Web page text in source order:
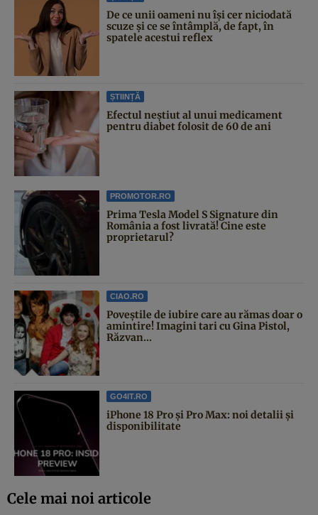
De ce unii oameni nu își cer niciodată
scuze și ce se întâmplă, de fapt, în
spatele acestui reflex
ȘTIINȚĂ
Efectul neștiut al unui medicament
pentru diabet folosit de 60 de ani
PROMOTOR.RO
Prima Tesla Model S Signature din
România a fost livrată! Cine este
proprietarul?
CIAO.RO
Poveştile de iubire care au rămas doar o
amintire! Imagini tari cu Gina Pistol,
Răzvan...
GO4IT.RO
iPhone 18 Pro și Pro Max: noi detalii și
disponibilitate
Cele mai noi articole